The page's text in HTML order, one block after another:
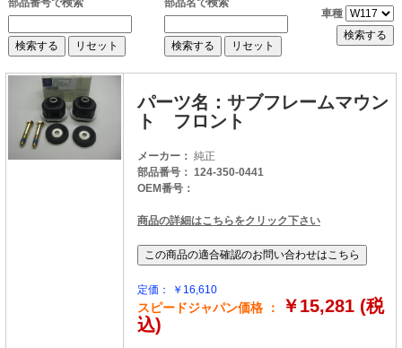
部品番号で検索
部品名で検索
車種
パーツ名：サブフレームマウン
ト フロント
メーカー： 純正
部品番号： 124-350-0441
OEM番号：
商品の詳細はこちらをクリック下さい
定価： ￥16,610
スピードジャパン価格 ：
￥15,281 (税
込)